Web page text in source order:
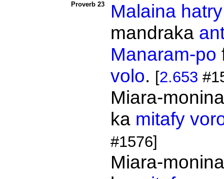
Proverb 23 Malaina hatry
mandraka
Manaram-po
volo. [2.653
Miara-
ka mitafy
#1576]
Miara-